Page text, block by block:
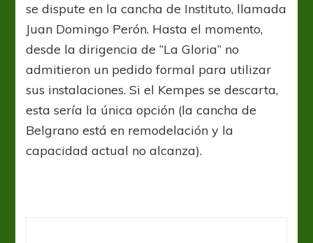
se dispute en la cancha de Instituto, llamada
Juan Domingo Perón. Hasta el momento,
desde la dirigencia de “La Gloria” no
admitieron un pedido formal para utilizar
sus instalaciones. Si el Kempes se descarta,
esta sería la única opción (la cancha de
Belgrano está en remodelación y la
capacidad actual no alcanza).